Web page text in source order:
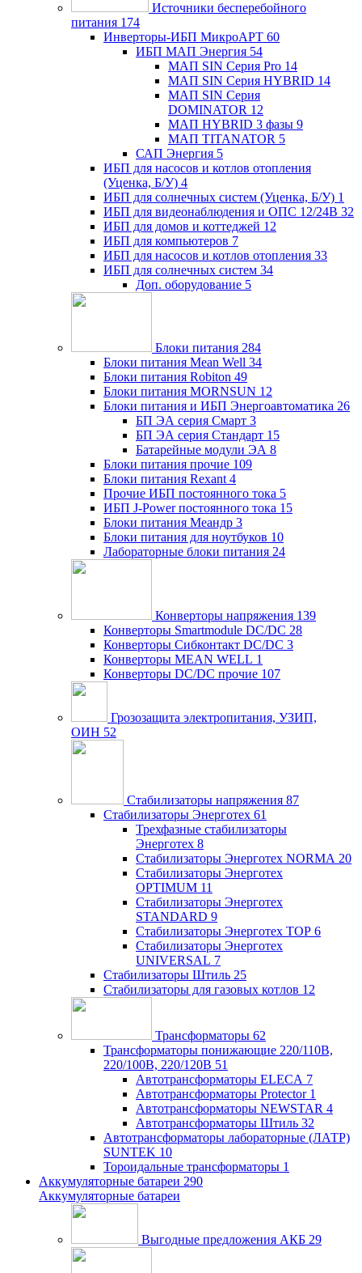
Источники бесперебойного
питания 174
Инверторы-ИБП МикроАРТ 60
ИБП МАП Энергия 54
МАП SIN Серия Pro 14
МАП SIN Серия HYBRID 14
МАП SIN Серия
DOMINATOR 12
МАП HYBRID 3 фазы 9
МАП TITANATOR 5
САП Энергия 5
ИБП для насосов и котлов отопления
(Уценка, Б/У) 4
ИБП для солнечных систем (Уценка, Б/У) 1
ИБП для видеонаблюдения и ОПС 12/24В 32
ИБП для домов и коттеджей 12
ИБП для компьютеров 7
ИБП для насосов и котлов отопления 33
ИБП для солнечных систем 34
Доп. оборудование 5
Блоки питания 284
Блоки питания Mean Well 34
Блоки питания Robiton 49
Блоки питания MORNSUN 12
Блоки питания и ИБП Энергоавтоматика 26
БП ЭА серия Смарт 3
БП ЭА серия Стандарт 15
Батарейные модули ЭА 8
Блоки питания прочие 109
Блоки питания Rexant 4
Прочие ИБП постоянного тока 5
ИБП J-Power постоянного тока 15
Блоки питания Меандр 3
Блоки питания для ноутбуков 10
Лабораторные блоки питания 24
Конверторы напряжения 139
Конверторы Smartmodule DC/DC 28
Конверторы Сибконтакт DC/DC 3
Конверторы MEAN WELL 1
Конверторы DC/DC прочие 107
Грозозащита электропитания, УЗИП,
ОИН 52
Стабилизаторы напряжения 87
Стабилизаторы Энерготех 61
Трехфазные стабилизаторы
Энерготех 8
Стабилизаторы Энерготех NORMA 20
Стабилизаторы Энерготех
OPTIMUM 11
Стабилизаторы Энерготех
STANDARD 9
Стабилизаторы Энерготех TOP 6
Стабилизаторы Энерготех
UNIVERSAL 7
Стабилизаторы Штиль 25
Стабилизаторы для газовых котлов 12
Трансформаторы 62
Трансформаторы понижающие 220/110В,
220/100В, 220/120В 51
Автотрансформаторы ELECA 7
Автотрансформаторы Protector 1
Автотрансформаторы NEWSTAR 4
Автотрансформаторы Штиль 32
Автотрансформаторы лабораторные (ЛАТР)
SUNTEK 10
Тороидальные трансформаторы 1
Аккумуляторные батареи 290
Аккумуляторные батареи
Выгодные предложения АКБ 29